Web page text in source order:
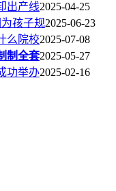
出产线2025-04-25
孩子规2025-06-23
么院校2025-07-08
制全套2025-05-27
功举办2025-02-16